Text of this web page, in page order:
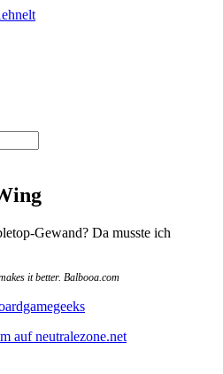
Gewand? Da musste ich
it better. Balbooa.com
auf neutralezone.net